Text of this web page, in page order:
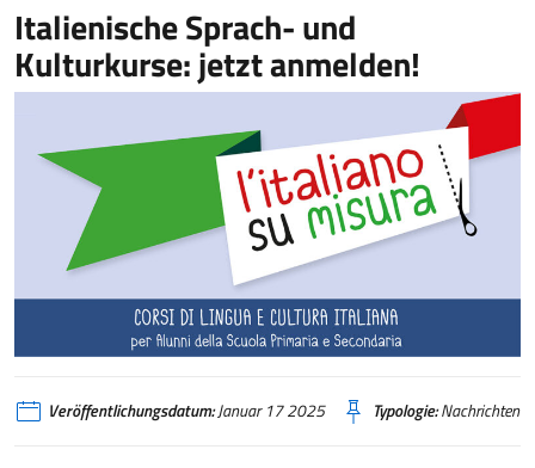
Italienische Sprach- und
Kulturkurse: jetzt anmelden!
Veröffentlichungsdatum:Januar 17 2025 Typologie:Nachrichten